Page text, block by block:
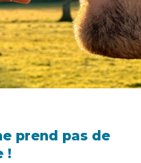
prend pas de
!